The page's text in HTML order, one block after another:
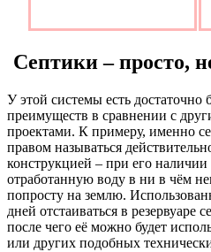
Септики – просто,
У этой системы есть достаточно
преимуществ в сравнении с
проектами. К примеру, именно
правом называться
конструкцией – при его
отработанную воду в ни в чём
попросту на землю.
дней отстаиваться в резервуаре
после чего её можно будет
или других подобных